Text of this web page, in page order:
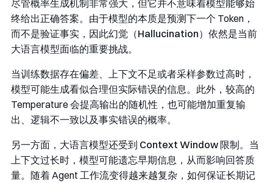
尽管概率生成机制非常强大，但它并不意味着模型能够始
终给出正确答案。由于模型的本质是预测下一个 Token，
而不是验证事实，因此​幻觉（Hallucination）​ 依然是当前
大语言模型面临的重要挑战。
当训练数据存在偏差、上下文不足或者采样参数过高时，
模型可能生成看似合理但实际错误的信息。此外，较高的
Temperature 会提高输出的随机性，也可能增加重复输
出、逻辑不一致以及事实错误的概率。
另一方面，大语言模型还受到 Context Window 限制。当
上下文过长时，模型可能遗忘早期信息，从而影响回答质
量。随着 Agent 工作流变得越来越复杂，如何保证长期记